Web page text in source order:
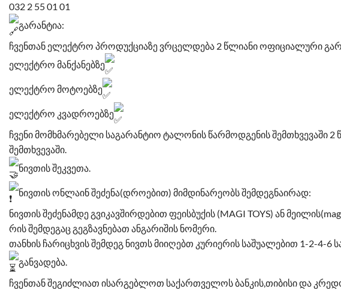
032 2 55 01 01
გარანტია:
ჩვენთან ელექტრო პროდუქციაზე ვრცელდება 2 წლიანი ოფიციალური
ელექტრო მანქანებზე
ელექტრო მოტოებზე
ელექტრო კვადროებზე
ჩვენი მომხმარებელი საგარანტიო ტალონის წარმოდგენის შემთხვევაში
შემთხვევაში.
ნივთის შეკვეთა.
ნივთის ონლაინ შეძენა(დროებით) მიმდინარეობს შემდეგნაირად:
ნივთის შეძენამდე გვიკავშირდებით ფეისბუქის (MAGI TOYS) ან
რის შემდეგაც გეგზავნებათ ანგარიშის ნომერი.
თანხის ჩარიცხვის შემდეგ ნივთს მიიღებთ კურიერის საშუალებით 1-2-4-6
განვადება.
ჩვენთან შეგიძლიათ ისარგებლოთ საქართველოს ბანკის,თიბისი და